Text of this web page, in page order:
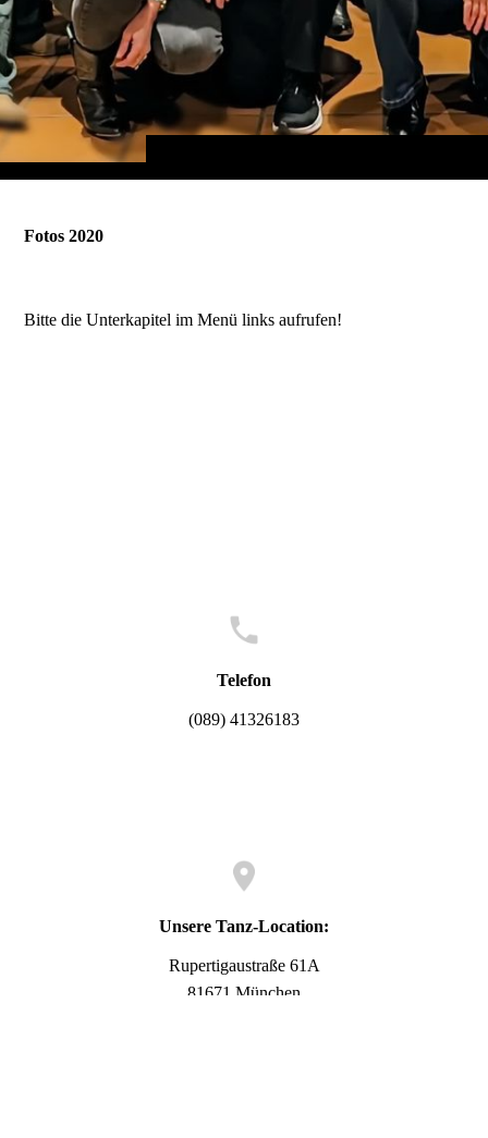
Fotos 2020
Bitte die Unterkapitel im Menü links aufrufen!
Telefon
(089) 41326183
Unsere Tanz-Location:
Rupertigaustraße 61A
81671 München